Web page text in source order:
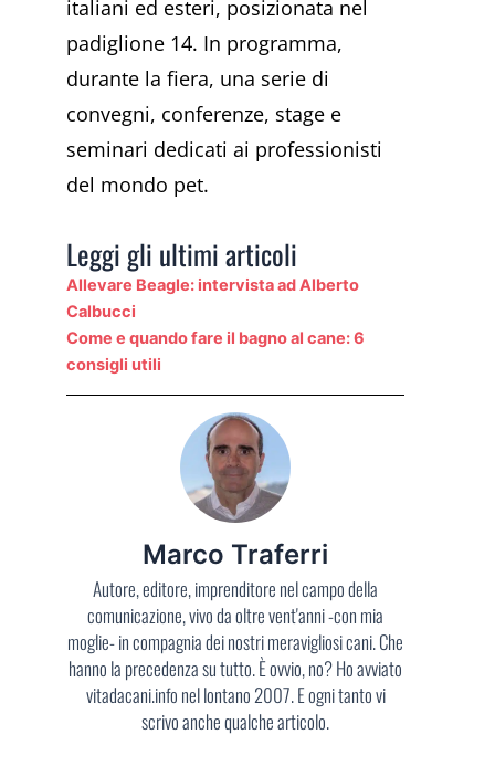
italiani ed esteri, posizionata nel
padiglione 14. In programma,
durante la fiera, una serie di
convegni, conferenze, stage e
seminari dedicati ai professionisti
del mondo pet.
Leggi gli ultimi articoli
Allevare Beagle: intervista ad Alberto
Calbucci
Come e quando fare il bagno al cane: 6
consigli utili
Marco Traferri
Autore, editore, imprenditore nel campo della
comunicazione, vivo da oltre vent'anni -con mia
moglie- in compagnia dei nostri meravigliosi cani. Che
hanno la precedenza su tutto. È ovvio, no? Ho avviato
vitadacani.info nel lontano 2007. E ogni tanto vi
scrivo anche qualche articolo.